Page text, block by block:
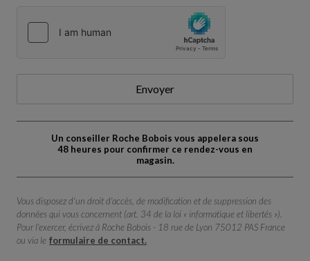
Envoyer
Un conseiller Roche Bobois vous appelera sous
48 heures pour confirmer ce rendez-vous en
magasin.
Vous disposez d'un droit d'accès, de modification et de suppression des
données qui vous concernent (art. 34 de la loi « informatique et libertés »).
Pour l'exercer, écrivez à Roche Bobois - 18 rue de Lyon 75012 PAS France
ou via le formulaire de contact.